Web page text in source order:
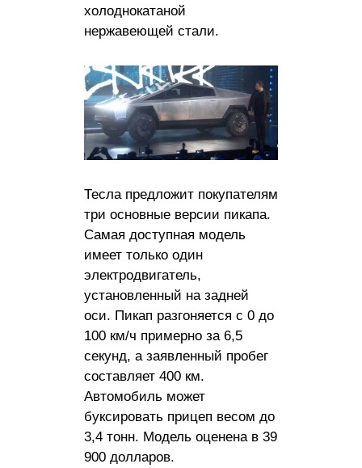
холоднокатаной
нержавеющей стали.
Тесла предложит покупателям
три основные версии пикапа.
Самая доступная модель
имеет только один
электродвигатель,
установленный на задней
оси. Пикап разгоняется с 0 до
100 км/ч примерно за 6,5
секунд, а заявленный пробег
составляет 400 км.
Автомобиль может
буксировать прицеп весом до
3,4 тонн. Модель оценена в 39
900 долларов.